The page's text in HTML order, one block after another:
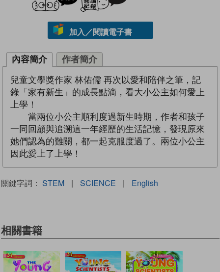
加入／閱讀電子書
內容簡介 作者簡介
兒童文學獎作家 林佑儒 再次以愛和陪伴之筆，記
錄「家有新生」的成長點滴，看大小公主如何愛上
上學！
當兩位小公主順利度過新生時期，作者和孩子
一同回顧與追溯這一年經歷的生活記憶，發現原來
她們認為的難關，都一起克服度過了。兩位小公主
因此愛上了上學！
關鍵字詞： STEM | SCIENCE | English
相關書籍